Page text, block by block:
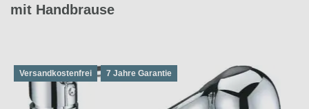
mit Handbrause
Versandkostenfrei 7 Jahre Garantie